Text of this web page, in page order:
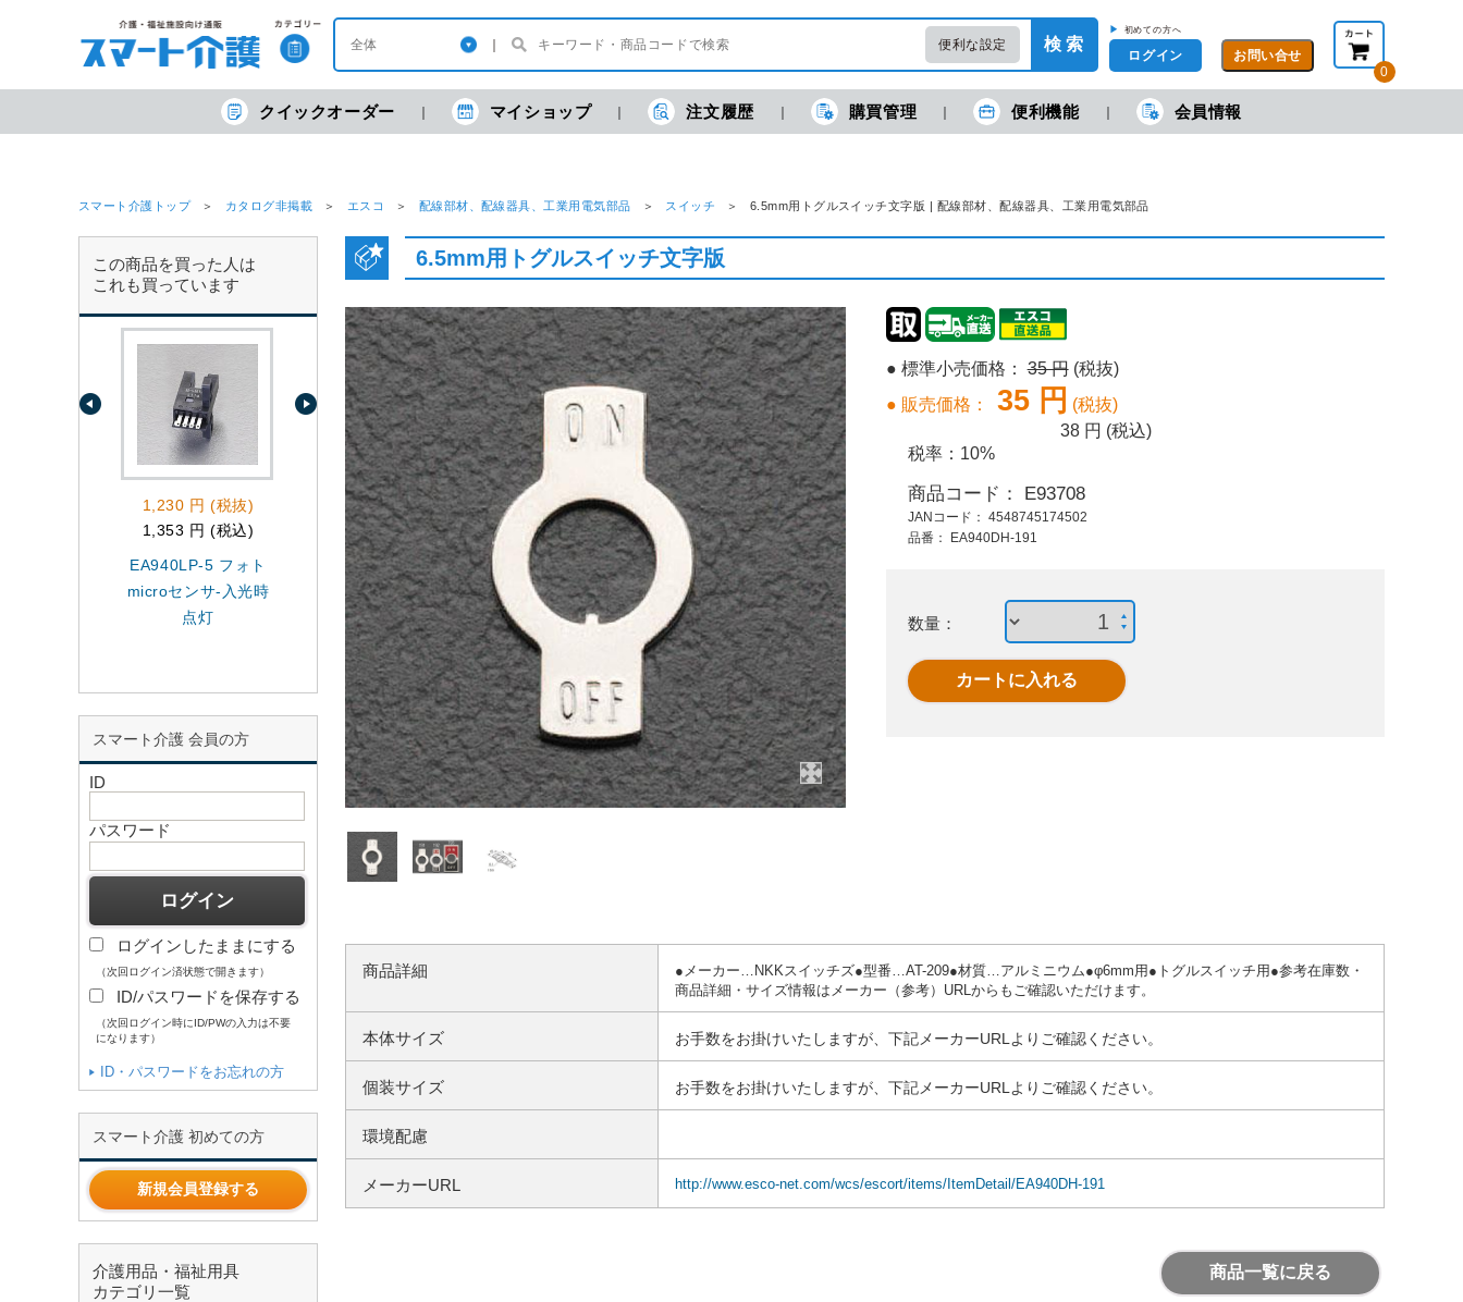
便利な設定 検 索
▶ 初めての方へ
ログイン
0
現在の金額合計： 円 (税抜) 円(税込)
クイックオーダー マイショップ 注文履歴 購買管理 便利機能 会員情報
スマート介護トップ カタログ非掲載 エスコ 配線部材、配線器具、工業用電気部品 スイッチ 6.5mm用トグルスイッチ文字版 | 配線部材、配線器具、工業用電気部品
この商品を買った人は
これも買っています
1,230 円 (税抜)
1,353 円 (税込)
EA940LP-5 フォト
microセンサ-入光時
点灯
1,230 円 (税抜)
1,353 円 (税込)
EA940D-13BA
1b/30mm 押ボタンス
イッチ赤
1,960 円 (税抜)
2,156 円 (税込)
EA940DB-117
AC220VLED表示灯
緑
920 円 (税抜)
1,012 円 (税込)
EA940DA-112 3A押
ボタンスイッチ2極双
投小
1,230 円 (税抜)
1,353 円 (税込)
スマート介護 会員の方
ID
パスワード
ログインしたままにする
（次回ログイン済状態で開きます）
ID/パスワードを保存する
（次回ログイン時にID/PWの入力は不要
になります）
ID・パスワードをお忘れの方
スマート介護 初めての方
新規会員登録する
介護用品・福祉用具
カテゴリ一覧
6.5mm用トグルスイッチ文字版
● 標準小売価格：35 円 (税抜)
● 販売価格：
35 円 (税抜)
38 円 (税込)
税率： 10%
商品コード： E93708
JANコード： 4548745174502
品番：
EA940DH-191
数量：
商品詳細
●メーカー…NKKスイッチズ●型番…AT-209●材質…アルミニウム●φ6mm用●トグルスイッチ用●参考在庫数・
商品詳細・サイズ情報はメーカー（参考）URLからもご確認いただけます。
本体サイズ お手数をお掛けいたしますが、下記メーカーURLよりご確認ください。
個装サイズ お手数をお掛けいたしますが、下記メーカーURLよりご確認ください。
環境配慮
メーカーURL http://www.esco-net.com/wcs/escort/items/ItemDetail/EA940DH-191
商品一覧に戻る